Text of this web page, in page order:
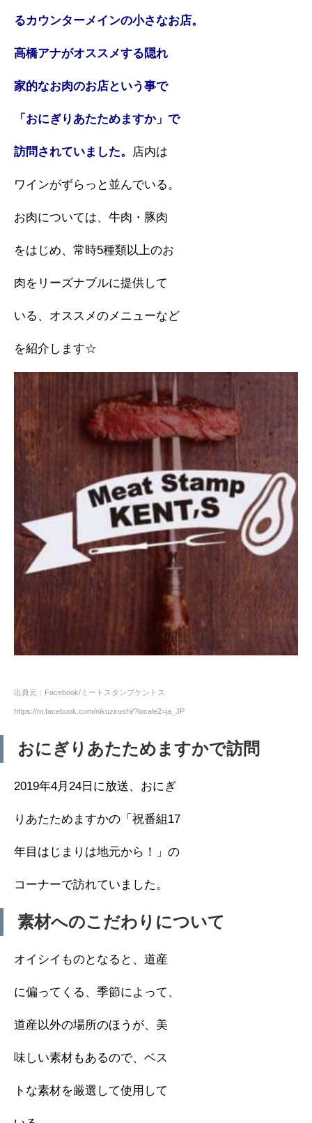
るカウンターメインの小さなお店。
高橋アナがオススメする隠れ
家的なお肉のお店という事で
「おにぎりあたためますか」で
訪問されていました。 店内は
ワインがずらっと並んでいる。
お肉については、牛肉・豚肉
をはじめ、常時5種類以上のお
肉をリーズナブルに提供して
いる、オススメのメニューなど
を紹介します☆
出典元：Facebook/ミートスタンプケントス
https://m.facebook.com/nikuzirushi/?locale2=ja_JP
おにぎりあたためますかで訪問
2019年4月24日に放送、おにぎ
りあたためますかの「祝番組17
年目はじまりは地元から！」の
コーナーで訪れていました。
素材へのこだわりについて
オイシイものとなると、道産
に偏ってくる、季節によって、
道産以外の場所のほうが、美
味しい素材もあるので、ベス
トな素材を厳選して使用して